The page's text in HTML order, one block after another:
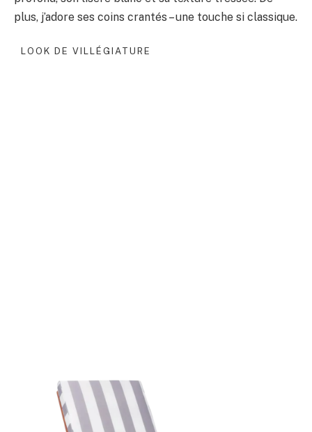
plus, j’adore ses coins crantés – une touche si classique.
LOOK DE VILLÉGIATURE